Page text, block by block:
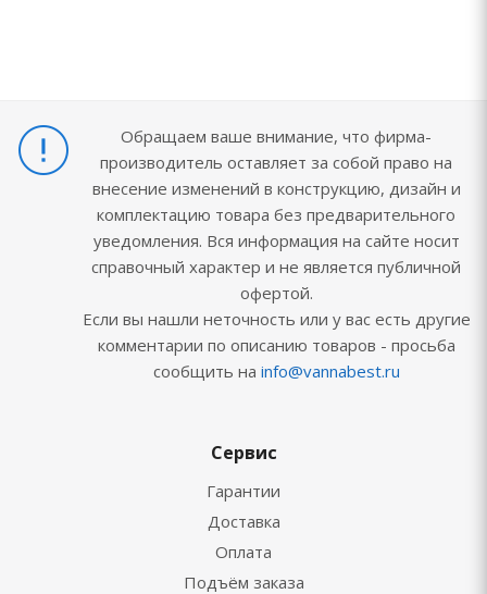
Обращаем ваше внимание, что фирма-
производитель оставляет за собой право на
внесение изменений в конструкцию, дизайн и
комплектацию товара без предварительного
уведомления. Вся информация на сайте носит
справочный характер и не является публичной
офертой.
Если вы нашли неточность или у вас есть другие
комментарии по описанию товаров - просьба
сообщить на info@vannabest.ru
Сервис
Гарантии
Доставка
Оплата
Подъём заказа